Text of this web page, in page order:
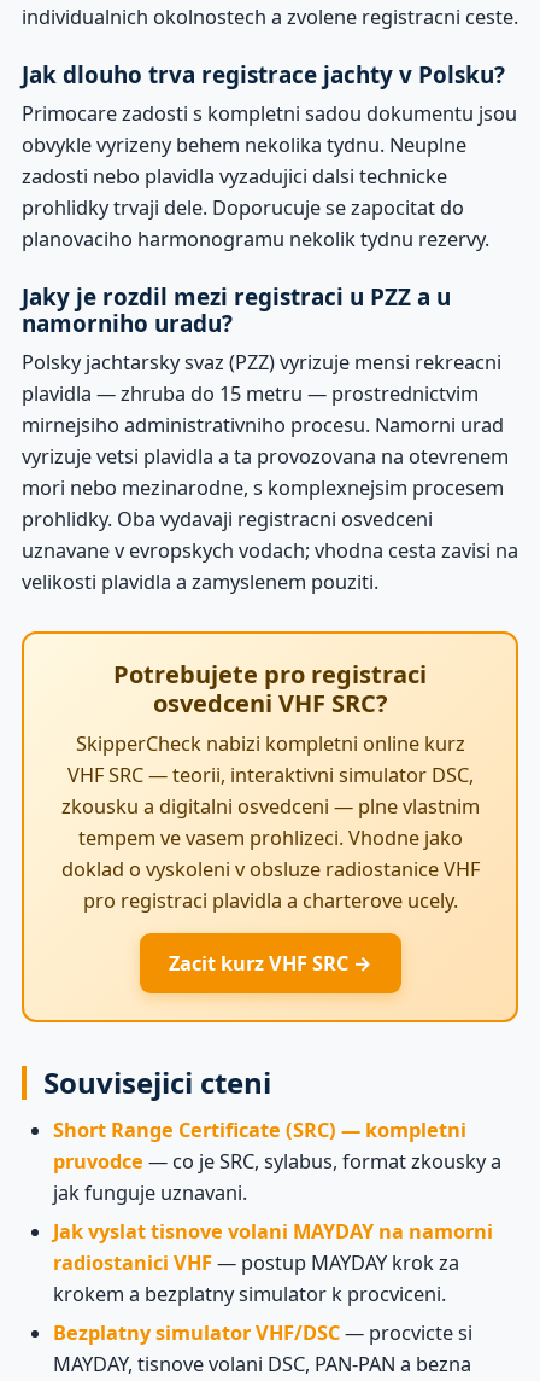
individualnich okolnostech a zvolene registracni ceste.
Jak dlouho trva registrace jachty v Polsku?
Primocare zadosti s kompletni sadou dokumentu jsou
obvykle vyrizeny behem nekolika tydnu. Neuplne
zadosti nebo plavidla vyzadujici dalsi technicke
prohlidky trvaji dele. Doporucuje se zapocitat do
planovaciho harmonogramu nekolik tydnu rezervy.
Jaky je rozdil mezi registraci u PZZ a u
namorniho uradu?
Polsky jachtarsky svaz (PZZ) vyrizuje mensi rekreacni
plavidla — zhruba do 15 metru — prostrednictvim
mirnejsiho administrativniho procesu. Namorni urad
vyrizuje vetsi plavidla a ta provozovana na otevrenem
mori nebo mezinarodne, s komplexnejsim procesem
prohlidky. Oba vydavaji registracni osvedceni
uznavane v evropskych vodach; vhodna cesta zavisi na
velikosti plavidla a zamyslenem pouziti.
Potrebujete pro registraci
osvedceni VHF SRC?
SkipperCheck nabizi kompletni online kurz
VHF SRC — teorii, interaktivni simulator DSC,
zkousku a digitalni osvedceni — plne vlastnim
tempem ve vasem prohlizeci. Vhodne jako
doklad o vyskoleni v obsluze radiostanice VHF
pro registraci plavidla a charterove ucely.
Zacit kurz VHF SRC →
Souvisejici cteni
Short Range Certificate (SRC) — kompletni
pruvodce — co je SRC, sylabus, format zkousky a
jak funguje uznavani.
Jak vyslat tisnove volani MAYDAY na namorni
radiostanici VHF— postup MAYDAY krok za
krokem a bezplatny simulator k procviceni.
Bezplatny simulator VHF/DSC— procvicte si
MAYDAY, tisnove volani DSC, PAN-PAN a bezna